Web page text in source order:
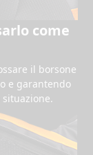
come
il borsone
e garantendo